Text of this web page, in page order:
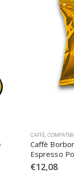
CAFFÈ,
Caffè
Espresso
€12,08